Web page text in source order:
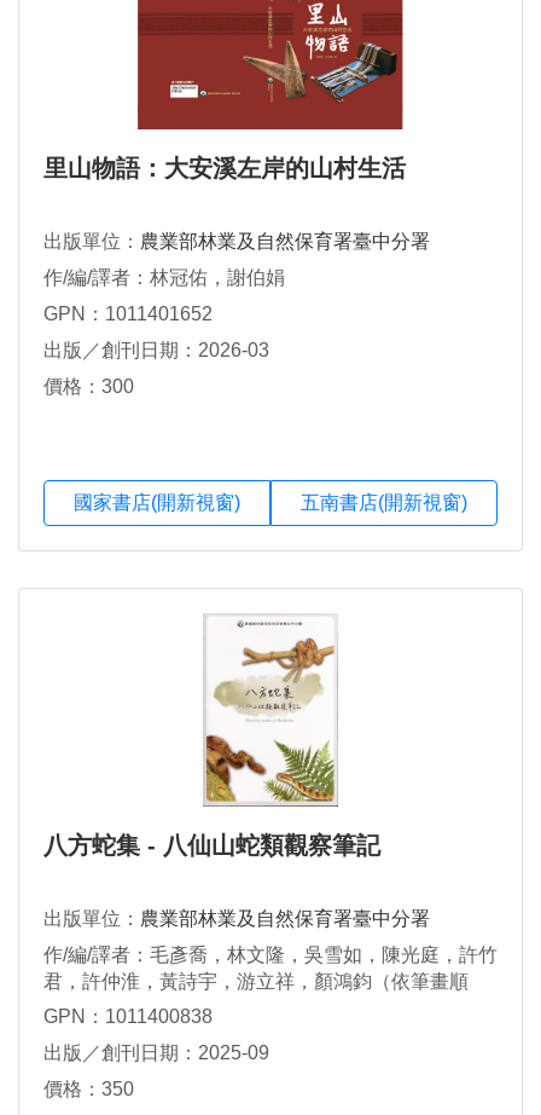
里山物語：大安溪左岸的山村生活
出版單位： 農業部林業及自然保育署臺中分署
作/編/譯者：林冠佑，謝伯娟
GPN：1011401652
出版／創刊日期：2026-03
價格：300
國家書店(開新視窗) 五南書店(開新視窗)
八方蛇集 - 八仙山蛇類觀察筆記
出版單位： 農業部林業及自然保育署臺中分署
作/編/譯者：毛彥喬，林文隆，吳雪如，陳光庭，許竹
君，許仲淮，黃詩宇，游立祥，顏鴻鈞（依筆畫順
序）
GPN：1011400838
出版／創刊日期：2025-09
價格：350